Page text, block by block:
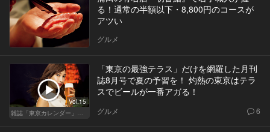
る！通常の半額以下・8,800円のコースが
アツい
グルメ
Vol.15
「東京の最強テラス」だけを網羅した月刊
誌8月号で夏の予習を！ 灼熱の東京はテラ
スでビールが一番アガる！
グルメ 6